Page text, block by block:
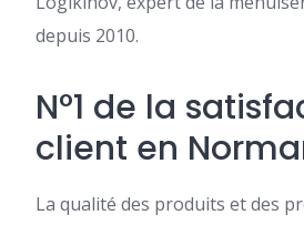
depuis 2010.
N°1 de la
client en
La qualité des produits et des